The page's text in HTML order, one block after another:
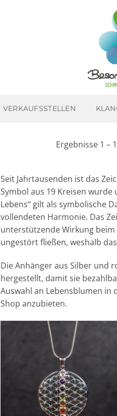
VERKAUFSSTELLEN
Ergebnisse 1 –
Seit Jahrtausenden ist das
Symbol aus 19 Kreisen
Lebens“ gilt als symbolische
vollendeten Harmonie. Das
unterstützende Wirkung beim
ungestört fließen, weshalb
Die Anhänger aus Silber und
hergestellt, damit sie
Auswahl an Lebensblumen in
Shop anzubieten.